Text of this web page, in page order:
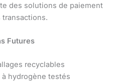
des solutions de paiement
Futures
recyclables
à hydrogène testés